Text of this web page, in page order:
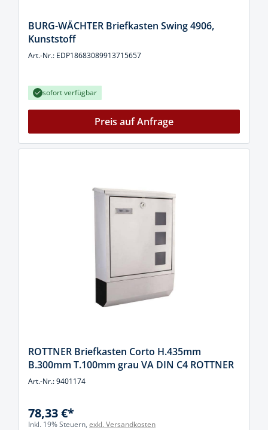
BURG-WÄCHTER Briefkasten Swing 4906,
Kunststoff
Art.-Nr.: EDP18683089913715657
sofort verfügbar
Preis auf Anfrage
ROTTNER Briefkasten Corto H.435mm
B.300mm T.100mm grau VA DIN C4 ROTTNER
Art.-Nr.: 9401174
78,33 €*
Inkl. 19% Steuern, exkl. Versandkosten